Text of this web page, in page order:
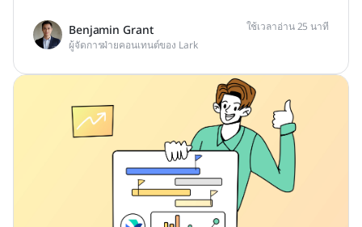
Benjamin Grant
ผู้จัดการฝ่ายคอนเทนต์ของ Lark
ใช้เวลาอ่าน 25 นาที